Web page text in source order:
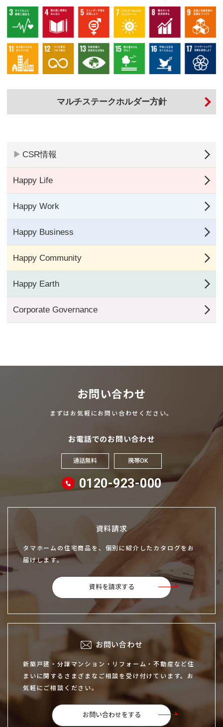
マルチステークホルダー方針
▶ CSR情報
Happy Life
Happy Work
Happy Business
Happy Community
Happy Earth
Corporate Governance
お問い合わせ
まずはお気軽にお問い合わせください。
お電話でのお問い合わせ
通話無料 携帯OK
0120-923-000
資料請求
タマホームの住宅商品を、個別に紹介したカタログをお
届けします。
資料を請求する
お問い合わせ
新築戸建・分譲マンション・リフォーム・不動産など住
まいに関するさまざまなご相談を受け付けています。お
気軽にご相談ください。
お問い合わせをする